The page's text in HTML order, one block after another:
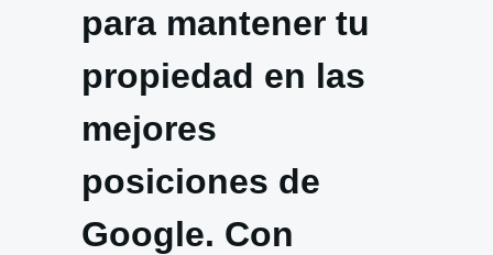
para mantener tu
propiedad en las
mejores
posiciones de
Google. Con